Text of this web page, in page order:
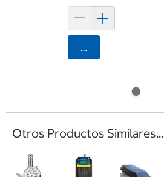
Agregar
Otros Productos Similares...